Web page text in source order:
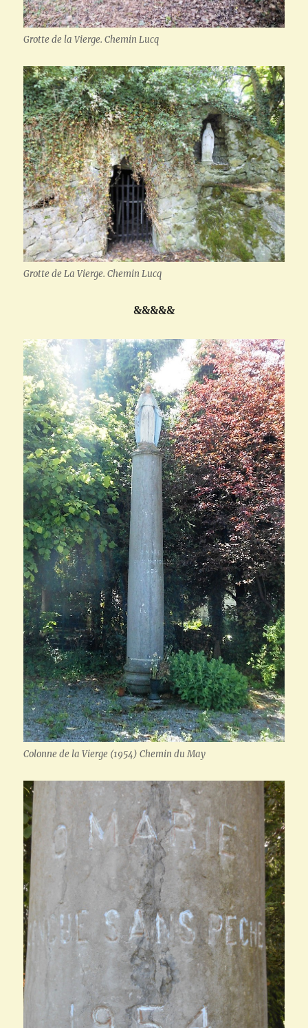
Grotte de la Vierge. Chemin Lucq
Grotte de La Vierge. Chemin Lucq
&&&&&
Colonne de la Vierge (1954) Chemin du May